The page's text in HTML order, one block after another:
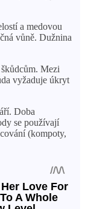
a medovou
vůně. Dužnina
Mezi
vyžaduje úkryt
Doba
se používají
(kompoty,